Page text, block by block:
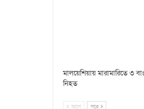
মালয়েশিয়ায় মারামারিতে ৩
নিহত
আগে পরে